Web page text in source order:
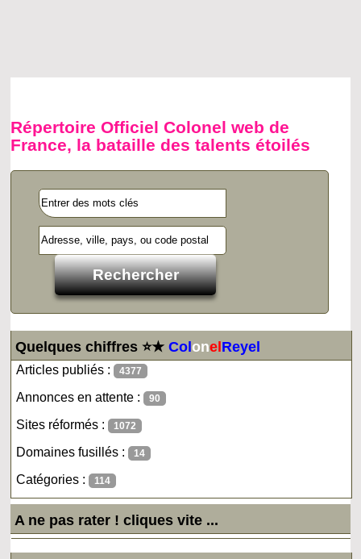
Répertoire Officiel Colonel web de
France, la bataille des talents étoilés
Quelques chiffres ⭐★ColonelReyel
Articles publiés : 4377
Annonces en attente : 90
Sites réformés : 1072
Domaines fusillés : 14
Catégories : 114
A ne pas rater ! cliques vite ...